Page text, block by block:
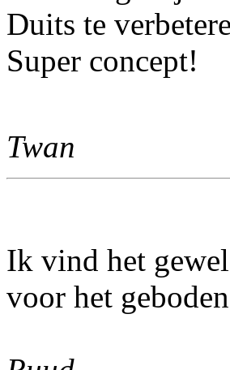
Duits te
Super concept!
Twan
Ik vind het
voor het